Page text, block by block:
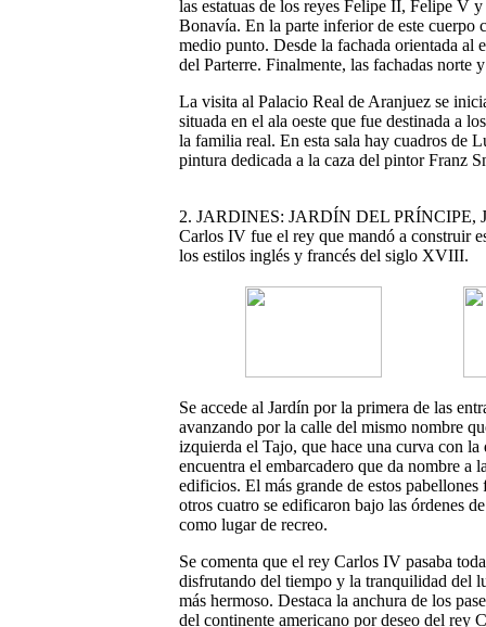
las estatuas de los reyes Felipe II, Felipe V
Bonavía. En la parte inferior de este cuerpo
medio punto. Desde la fachada orientada al
del Parterre. Finalmente, las fachadas norte
La visita al Palacio Real de Aranjuez se
situada en el ala oeste que fue destinada a
la familia real. En esta sala hay cuadros de
pintura dedicada a la caza del pintor Franz
2. JARDINES: JARDÍN DEL
Carlos IV fue el rey que mandó a construir
los estilos inglés y francés del siglo XVIII.
Se accede al Jardín por la primera de las
avanzando por la calle del mismo nombre
izquierda el Tajo, que hace una curva con la
encuentra el embarcadero que da nombre
edificios. El más grande de estos
otros cuatro se edificaron bajo las órdenes
como lugar de recreo.
Se comenta que el rey Carlos IV pasaba
disfrutando del tiempo y la tranquilidad del
más hermoso. Destaca la anchura de los
del continente americano por deseo del rey